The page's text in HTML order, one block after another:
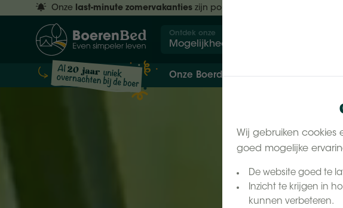
Wij gebruiken cookies
goed mogelijke
De website goed te
Inzicht te krijgen in
kunnen verbeteren.
Onze last-minute zomervakanties zijn populair.
Ontdek onze
Mogelijkheden
Onze Boerderijen De Beleving